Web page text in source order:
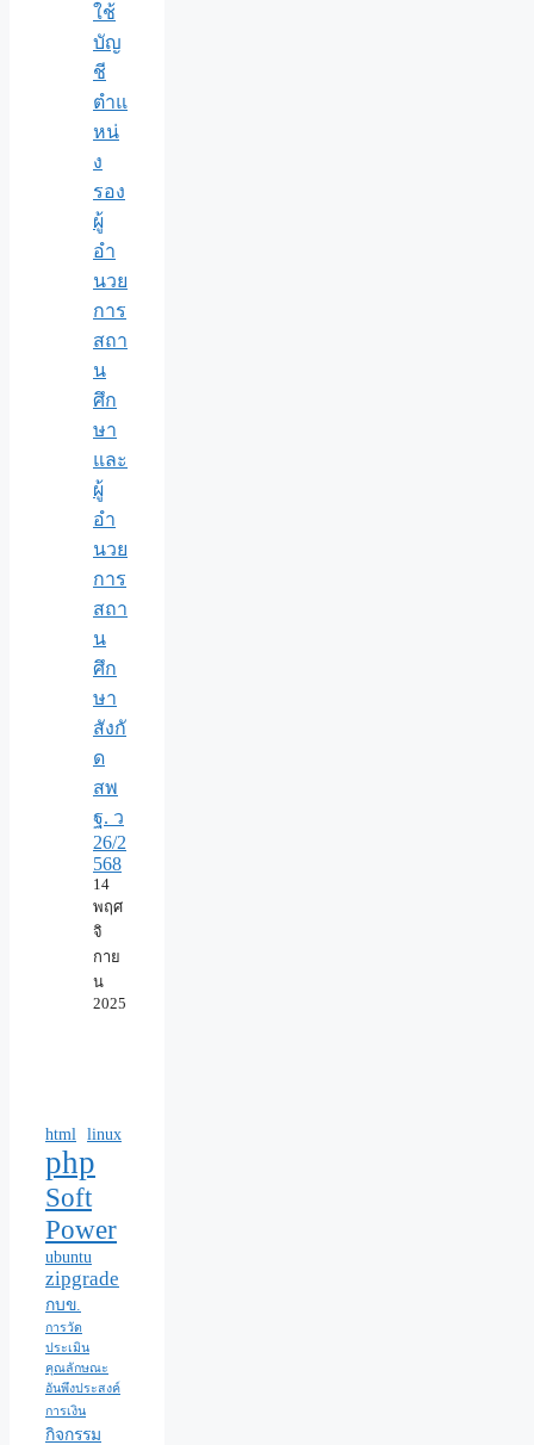
ใช้
บัญ
ชี
ตำแ
หน่
ง
รอง
ผู้
อำ
นวย
การ
สถา
น
ศึก
ษา
และ
ผู้
อำ
นวย
การ
สถา
น
ศึก
ษา
สังกั
ด
สพ
ฐ. ว
26/2
568
14
พฤศ
จิ
กาย
น
2025
html linux
php
Soft
Power
ubuntu
zipgrade
กบข.
การวัด
ประเมิน
คุณลักษณะ
อันพึงประสงค์
การเงิน
กิจกรรม